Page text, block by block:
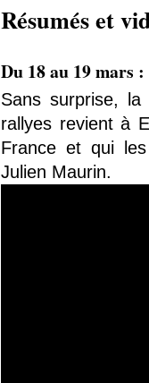
Résumés et
Du 18 au 19 mars
Sans surprise,
rallyes revient à
France et qui
Julien Maurin.